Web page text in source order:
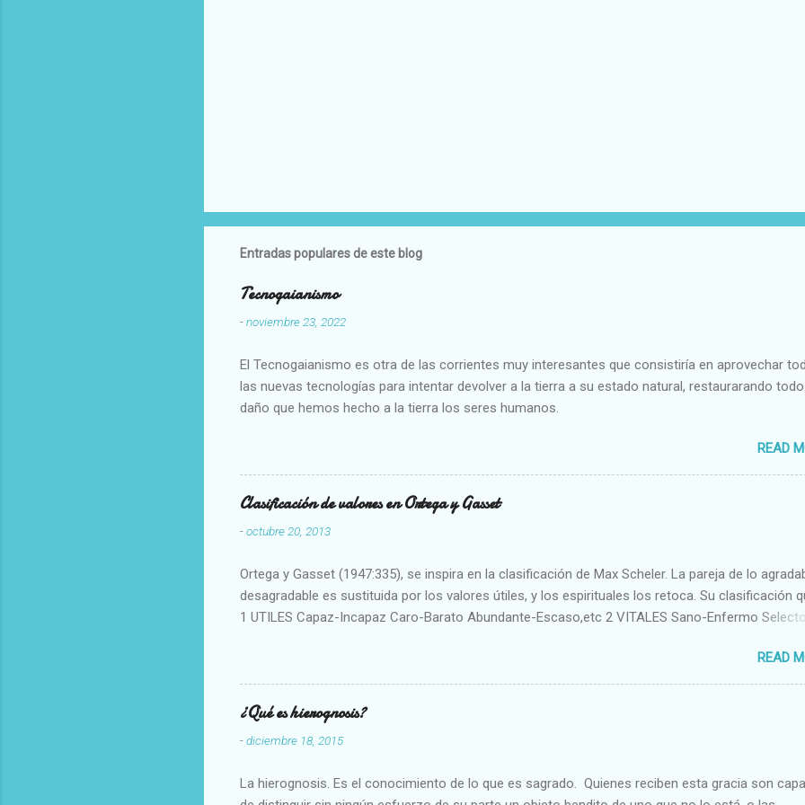
Entradas populares de este blog
Tecnogaianismo
-noviembre 23, 2022
El Tecnogaianismo es otra de las corrientes muy interesantes que consistiría en aprovechar
las nuevas tecnologías para intentar devolver a la tierra a su estado natural, restaurarando
daño que hemos hecho a la tierra los seres humanos.
READ
Clasificación de valores en Ortega y Gasset
-octubre 20, 2013
Ortega y Gasset (1947:335), se inspira en la clasificación de Max Scheler. La pareja de lo
desagradable es sustituida por los valores útiles, y los espirituales los retoca. Su clasificación
1 UTILES Capaz-Incapaz Caro-Barato Abundante-Escaso,etc 2 VITALES Sano-Enfermo
Aproximado Evidente-Probable,etc b) Morales Bueno-malo Bondadoso-malvado Justo-Injusto
Escrupuloso-Relajado Leal-Desleal,etc. d) Estéticos Bello-Feo Gracioso-Tosco Elegante-
Armonioso-Inarmonioso 4 RELIGIOSOS Santo-Pr...
READ
¿Qué es hierognosis?
-diciembre 18, 2015
La hierognosis. Es el conocimiento de lo que es sagrado. Quienes reciben esta gracia son